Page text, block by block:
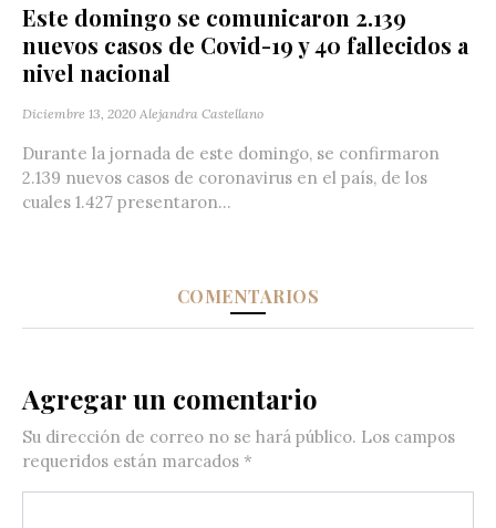
Este domingo se comunicaron 2.139
nuevos casos de Covid-19 y 40 fallecidos a
nivel nacional
Diciembre 13, 2020 Alejandra Castellano
Durante la jornada de este domingo, se confirmaron
2.139 nuevos casos de coronavirus en el país, de los
cuales 1.427 presentaron...
COMENTARIOS
Agregar un comentario
Su dirección de correo no se hará público. Los campos
requeridos están marcados *